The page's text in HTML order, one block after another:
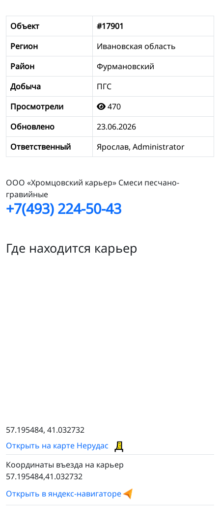
Объект
#17901
Регион
Ивановская область
Район
Фурмановский
Добыча
ПГС
Просмотрели
470
Обновлено
23.06.2026
Ответственный
Ярослав, Administrator
ООО «Хромцовский карьер» Смеси песчано-
гравийные
+7(493) 224-50-43
Где находится карьер
57.195484, 41.032732
Открыть на карте Нерудас
Координаты въезда на карьер
57.195484,41.032732
Открыть в яндекс-навигаторе